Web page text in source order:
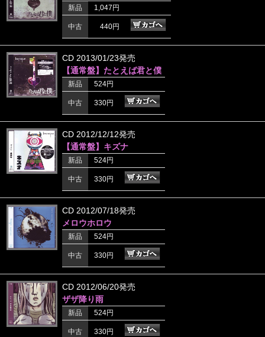
新品 1,047円
中古 440円
CD 2013/01/23発売
【通常盤】たとえば君と僕
新品 524円
中古 330円
CD 2012/12/12発売
【通常盤】キズナ
新品 524円
中古 330円
CD 2012/07/18発売
メロウホロウ
新品 524円
中古 330円
CD 2012/06/20発売
ザザ降り雨
新品 524円
中古 330円